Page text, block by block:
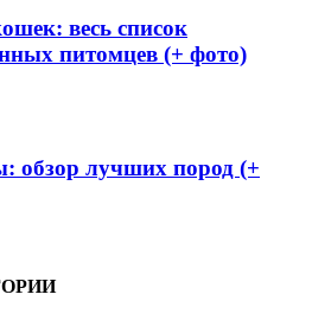
весь список
питомцев (+ фото)
обзор лучших пород (+